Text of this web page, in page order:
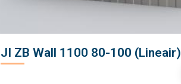
JI ZB Wall 1100 80-100 (Lineair)